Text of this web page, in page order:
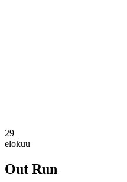
29
elokuu
Out Run